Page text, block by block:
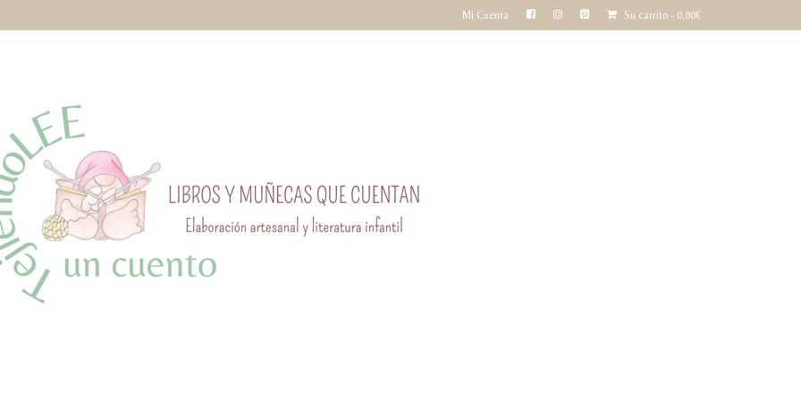
Mi Cuenta Su carrito - 0,00€